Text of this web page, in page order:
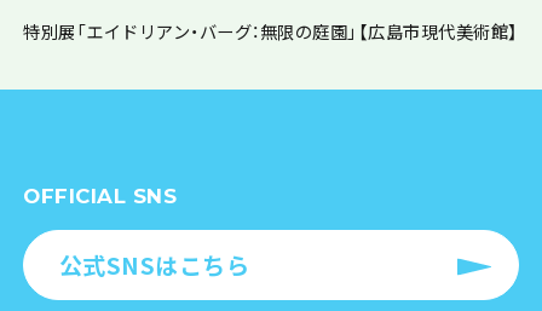
特別展「エイドリアン・バーグ：無限の庭園」【広島市現代美術館】
OFFICIAL SNS
公式SNSはこちら